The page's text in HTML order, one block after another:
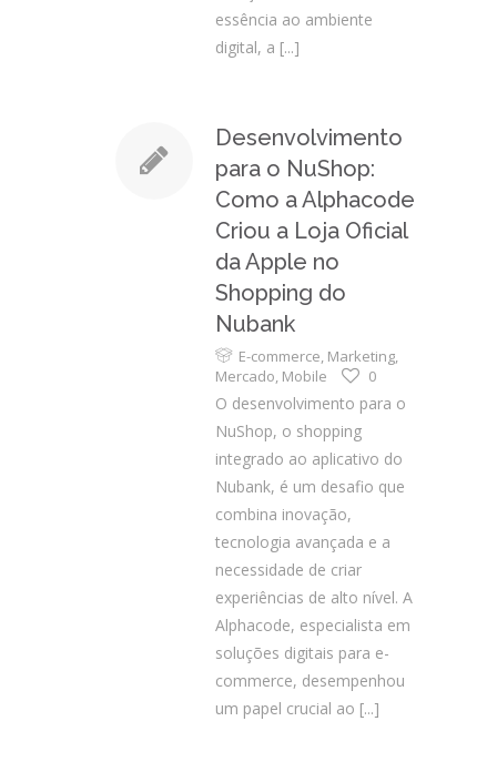
essência ao ambiente
digital, a [...]
Desenvolvimento
para o NuShop:
Como a Alphacode
Criou a Loja Oficial
da Apple no
Shopping do
Nubank
E-commerce, Marketing,
Mercado, Mobile 0
O desenvolvimento para o
NuShop, o shopping
integrado ao aplicativo do
Nubank, é um desafio que
combina inovação,
tecnologia avançada e a
necessidade de criar
experiências de alto nível. A
Alphacode, especialista em
soluções digitais para e-
commerce, desempenhou
um papel crucial ao [...]